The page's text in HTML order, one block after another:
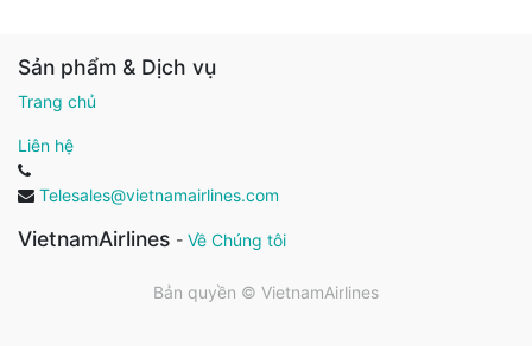
Sản phẩm & Dịch vụ
Trang chủ
Liên hệ
Telesales@vietnamairlines.com
VietnamAirlines - Về Chúng tôi
Bản quyền © VietnamAirlines